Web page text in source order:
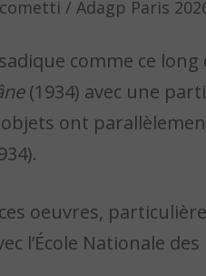
/ Adagp Paris
comme ce
(1934) avec une
ont
oeuvres,
l’École Nationale des